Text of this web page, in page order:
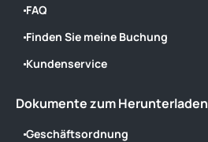
FAQ
Finden Sie meine Buchung
Kundenservice
Dokumente zum Herunterladen
Geschäftsordnung